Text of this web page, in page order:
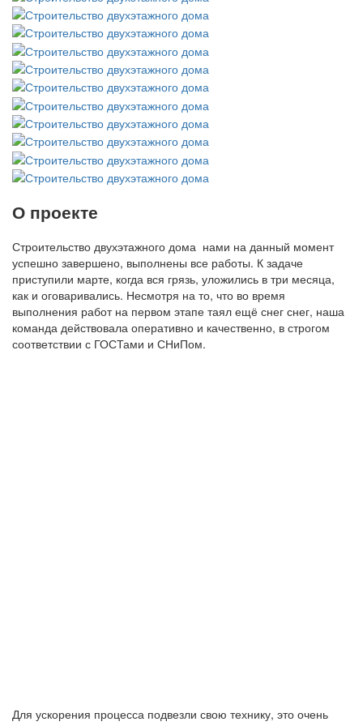
О проекте
Строительство двухэтажного дома нами на данный момент
успешно завершено, выполнены все работы. К задаче
приступили марте, когда вся грязь, уложились в три месяца,
как и оговаривались. Несмотря на то, что во время
выполнения работ на первом этапе таял ещё снег снег, наша
команда действовала оперативно и качественно, в строгом
соответствии с ГОСТами и СНиПом.
Для ускорения процесса подвезли свою технику, это очень